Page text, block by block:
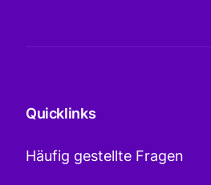
Quicklinks
Häufig gestellte Fragen